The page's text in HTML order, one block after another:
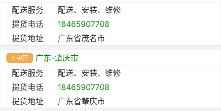
配送服务
配送、安装、维修
提货电话
18465907708
提货地址
广东省茂名市
7 中转
广东-肇庆市
配送服务
配送、安装、维修
提货电话
18465907708
提货地址
广东省肇庆市